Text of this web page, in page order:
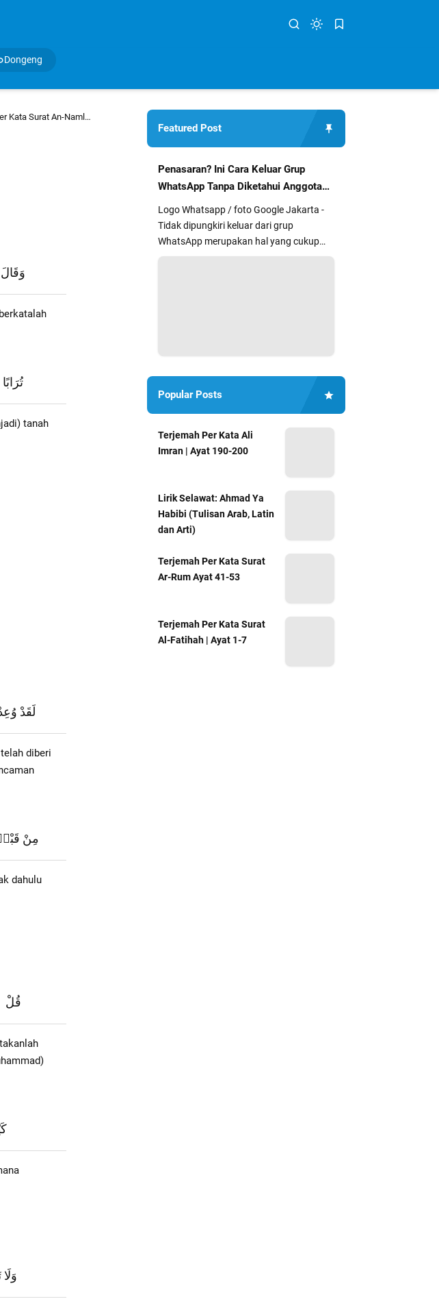
Dongeng
Surat An-Naml Ayat 67-82
وَقَالَ
تُرَابًا
tanah
لَقَدْ
diberi
مِنْ
dahulu
قُلْ
Featured Post
Penasaran? Ini Cara Keluar Grup
WhatsApp Tanpa Diketahui Anggota
Lain
Logo Whatsapp / foto Google Jakarta -
Tidak dipungkiri keluar dari grup
WhatsApp merupakan hal yang cukup
segan dan kurang nyaman bagi sebag...
Popular Posts
Terjemah Per Kata Ali
Imran | Ayat 190-200
Lirik Selawat: Ahmad Ya
Habibi (Tulisan Arab, Latin
dan Arti)
Terjemah Per Kata Surat
Ar-Rum Ayat 41-53
Terjemah Per Kata Surat
Al-Fatihah | Ayat 1-7